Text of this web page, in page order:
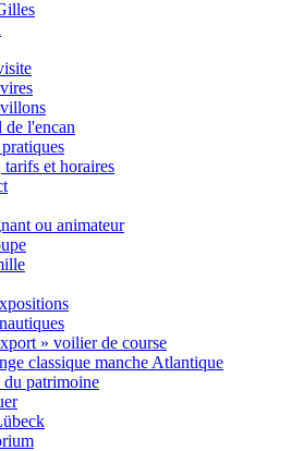
de l'encan
tarifs et horaires
ou animateur
» voilier de course
classique manche Atlantique
du patrimoine